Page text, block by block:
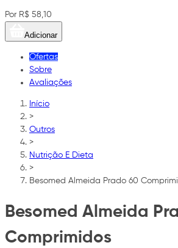
Por R$ 58,10
Adicionar
Ofertas
Sobre
Avaliações
Início
>
Outros
>
Nutrição E Dieta
>
Besomed Almeida Prado 60
Besomed Almeida
Comprimidos